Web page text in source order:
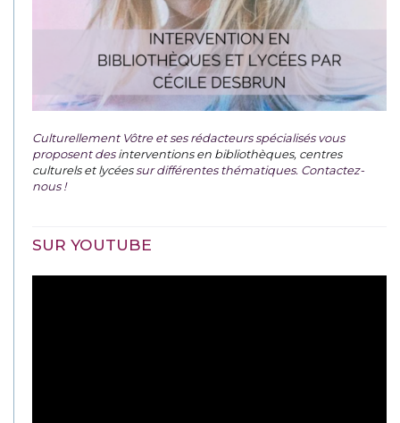
Culturellement Vôtre et ses rédacteurs spécialisés vous
proposent desinterventions en bibliothèques, centres
culturels et lycéessur différentes thématiques. Contactez-
nous !
SUR YOUTUBE